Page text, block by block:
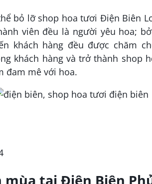
bỏ lỡ shop hoa tươi Điện Biên
viên đều là người yêu hoa;
khách hàng đều được chăm
khách hàng và trở thành shop
đam mê với hoa.